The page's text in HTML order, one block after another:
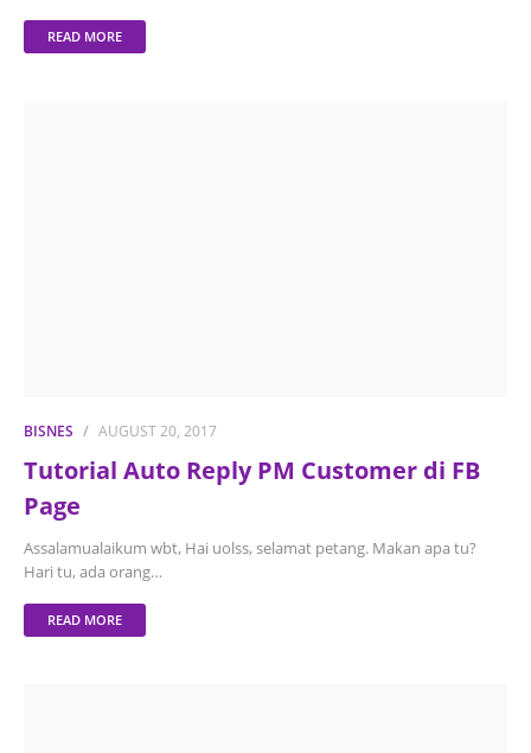
READ MORE
BISNES AUGUST 20, 2017
Tutorial Auto Reply PM Customer di FB
Page
Assalamualaikum wbt, Hai uolss, selamat petang. Makan apa tu?
Hari tu, ada orang…
READ MORE